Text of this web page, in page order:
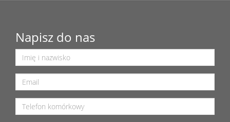
Napisz do nas